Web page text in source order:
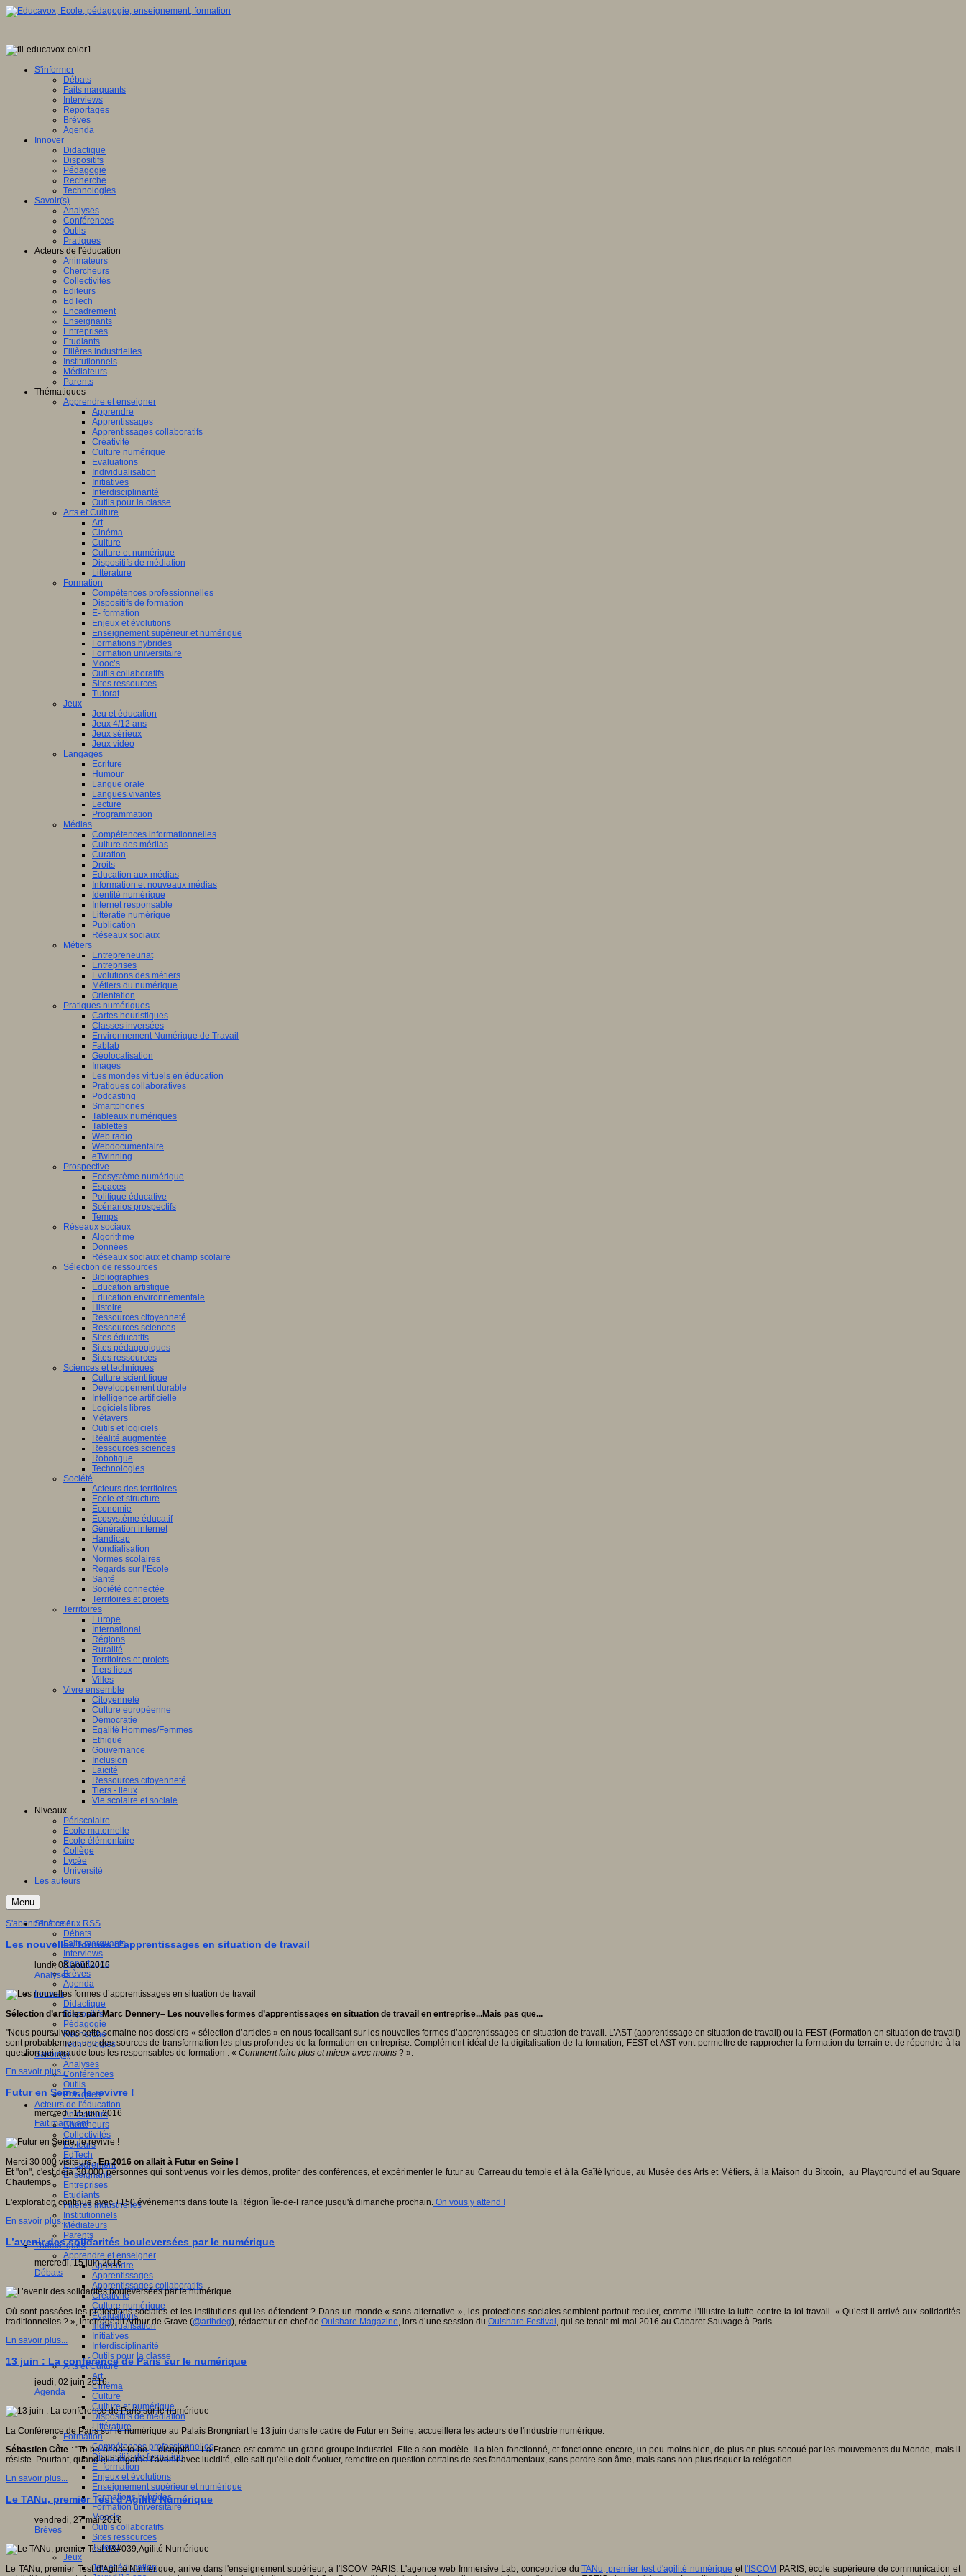
S'informer
Débats
Faits marquants
Interviews
Reportages
Brèves
Agenda
Innover
Didactique
Dispositifs
Pédagogie
Recherche
Technologies
Savoir(s)
Analyses
Conférences
Outils
Pratiques
Acteurs de l'éducation
Animateurs
Chercheurs
Collectivités
Editeurs
EdTech
Encadrement
Enseignants
Entreprises
Etudiants
Filières industrielles
Institutionnels
Médiateurs
Parents
Thématiques
Apprendre et enseigner
Apprendre
Apprentissages
Apprentissages collaboratifs
Créativité
Culture numérique
Evaluations
Individualisation
Initiatives
Interdisciplinarité
Outils pour la classe
Arts et Culture
Art
Cinéma
Culture
Culture et numérique
Dispositifs de médiation
Littérature
Formation
Compétences professionnelles
Dispositifs de formation
E- formation
Enjeux et évolutions
Enseignement supérieur et numérique
Formations hybrides
Formation universitaire
Mooc’s
Outils collaboratifs
Sites ressources
Tutorat
Jeux
Jeu et éducation
Jeux 4/12 ans
Jeux sérieux
Jeux vidéo
Langages
Ecriture
Humour
Langue orale
Langues vivantes
Lecture
Programmation
Médias
Compétences informationnelles
Culture des médias
Curation
Droits
Education aux médias
Information et nouveaux médias
Identité numérique
Internet responsable
Littératie numérique
Publication
Réseaux sociaux
Métiers
Entrepreneuriat
Entreprises
Evolutions des métiers
Métiers du numérique
Orientation
Pratiques numériques
Cartes heuristiques
Classes inversées
Environnement Numérique de Travail
Fablab
Géolocalisation
Images
Les mondes virtuels en éducation
Pratiques collaboratives
Podcasting
Smartphones
Tableaux numériques
Tablettes
Web radio
Webdocumentaire
eTwinning
Prospective
Ecosystème numérique
Espaces
Politique éducative
Scénarios prospectifs
Temps
Réseaux sociaux
Algorithme
Données
Réseaux sociaux et champ scolaire
Sélection de ressources
Bibliographies
Education artistique
Education environnementale
Histoire
Ressources citoyenneté
Ressources sciences
Sites éducatifs
Sites pédagogiques
Sites ressources
Sciences et techniques
Culture scientifique
Développement durable
Intelligence artificielle
Logiciels libres
Métavers
Outils et logiciels
Réalité augmentée
Ressources sciences
Robotique
Technologies
Société
Acteurs des territoires
Ecole et structure
Economie
Ecosystème éducatif
Génération internet
Handicap
Mondialisation
Normes scolaires
Regards sur l’Ecole
Santé
Société connectée
Territoires et projets
Territoires
Europe
International
Régions
Ruralité
Territoires et projets
Tiers lieux
Villes
Vivre ensemble
Citoyenneté
Culture européenne
Démocratie
Egalité Hommes/Femmes
Ethique
Gouvernance
Inclusion
Laïcité
Ressources citoyenneté
Tiers - lieux
Vie scolaire et sociale
Niveaux
Périscolaire
Ecole maternelle
Ecole élémentaire
Collège
Lycée
Université
Les auteurs
Menu
S'informer
Débats
Faits marquants
Interviews
Reportages
Brèves
Agenda
Innover
Didactique
Dispositifs
Pédagogie
Recherche
Technologies
Savoir(s)
Analyses
Conférences
Outils
Pratiques
Acteurs de l'éducation
Animateurs
Chercheurs
Collectivités
Editeurs
EdTech
Encadrement
Enseignants
Entreprises
Etudiants
Filières industrielles
Institutionnels
Médiateurs
Parents
Thématiques
Apprendre et enseigner
Apprendre
Apprentissages
Apprentissages collaboratifs
Créativité
Culture numérique
Evaluations
Individualisation
Initiatives
Interdisciplinarité
Outils pour la classe
Arts et Culture
Art
Cinéma
Culture
Culture et numérique
Dispositifs de médiation
Littérature
Formation
Compétences professionnelles
Dispositifs de formation
E- formation
Enjeux et évolutions
Enseignement supérieur et numérique
Formations hybrides
Formation universitaire
Mooc’s
Outils collaboratifs
Sites ressources
Tutorat
Jeux
Jeu et éducation
S'abonner à ce flux RSS
Les nouvelles formes d’apprentissages en situation de travail
lundi, 08 août 2016
Analyses
Sélection d’articlespar Marc Dennery– Les nouvelles formes d’apprentissages en situation de travail en entreprise...Mais pas que...
"Nous poursuivons cette semaine nos dossiers « sélection d’articles » en nous focalisant sur les nouvelles formes d’apprentissages en situation de travail. L’AST (apprentissage en situation de travail) ou la FEST (Formation en situation de travail)
sont probablement une des sources de transformation les plus profondes de la formation en entreprise. Complément idéal de la digitalisation de la formation, FEST et AST vont permettre de rapprocher la formation du terrain et de répondre à la
question qui taraude tous les responsables de formation : « Comment faire plus et mieux avec moins ? ».
En savoir plus...
Futur en Seine, le revivre !
mercredi, 15 juin 2016
Fait marquant
Merci 30 000 visiteurs -En 2016 on allait à Futur en Seine !
Et "on", c'est déjà 30 000 personnes qui sont venus voir les démos, profiter des conférences, et expérimenter le futur au Carreau du temple et à la Gaîté lyrique, au Musée des Arts et Métiers, à la Maison du Bitcoin, au Playground et au Square
Chautemps.
L'exploration continue avec +150 événements dans toute la Région Île-de-France jusqu'à dimanche prochain. On vous y attend !
En savoir plus...
L’avenir des solidarités bouleversées par le numérique
mercredi, 15 juin 2016
Débats
Où sont passées les protections sociales et les institutions qui les défendent ? Dans un monde « sans alternative », les protections sociales semblent partout reculer, comme l’illustre la lutte contre la loi travail. « Qu’est-il arrivé aux solidarités
traditionnelles ? », interrogeait Arthur de Grave (@arthdeg), rédacteur en chef de Ouishare Magazine, lors d’une session du Ouishare Festival , qui se tenait mi-mai 2016 au Cabaret Sauvage à Paris.
En savoir plus...
13 juin : La conférence de Paris sur le numérique
jeudi, 02 juin 2016
Agenda
La Conférence de Paris sur le numérique au Palais Brongniart le 13 juin dans le cadre de Futur en Seine, accueillera les acteurs de l'industrie numérique.
Sébastien Côte : "To be or not to be… disrupté ! : La France est comme un grand groupe industriel. Elle a son modèle. Il a bien fonctionné, et fonctionne encore, un peu moins bien, de plus en plus secoué par les mouvements du Monde, mais il
résiste. Pourtant, quand elle regarde l’avenir avec lucidité, elle sait qu’elle doit évoluer, remettre en question certains de ses fondamentaux, sans perdre son âme, mais sans non plus risquer la relégation.
En savoir plus...
Le TANu, premier Test d'Agilité Numérique
vendredi, 27 mai 2016
Brèves
Le TANu, premier Test d'Agilité Numérique, arrive dans l'enseignement supérieur, à l'ISCOM PARIS. L'agence web Immersive Lab, conceptrice duTANu, premier test d'agilité numérique et l'ISCOM PARIS, école supérieure de communication et